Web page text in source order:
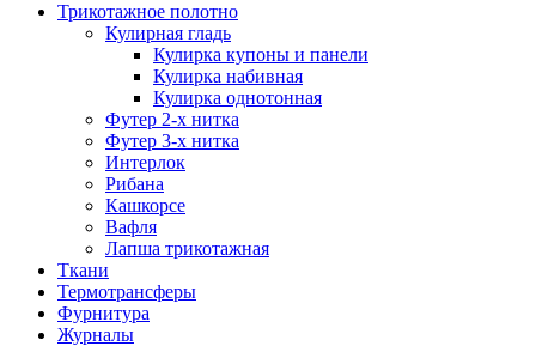
Трикотажное полотно
Кулирная гладь
Кулирка купоны и панели
Кулирка набивная
Кулирка однотонная
Футер 2-х нитка
Футер 3-х нитка
Интерлок
Рибана
Кашкорсе
Вафля
Лапша трикотажная
Ткани
Термотрансферы
Фурнитура
Журналы